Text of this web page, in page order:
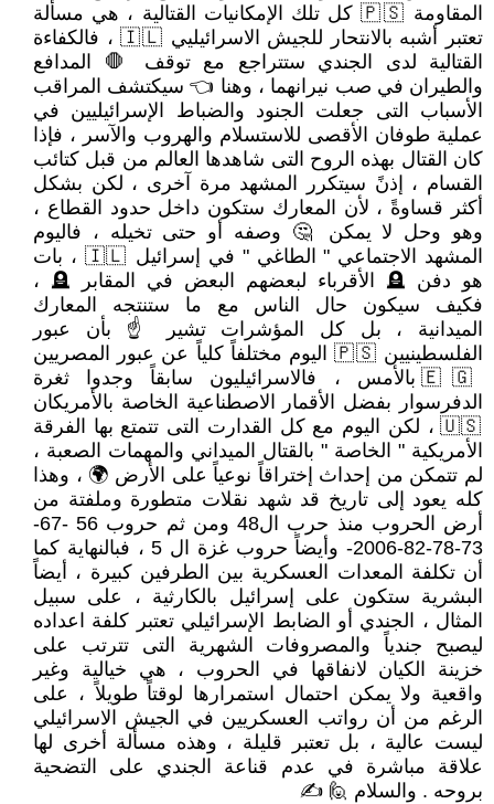
المقاومة 🇵🇸 كل تلك الإمكانيات القتالية ، هي مسألة
تعتبر أشبه بالانتحار للجيش الاسرائيليي 🇮🇱 ، فالكفاءة
القتالية لدى الجندي ستتراجع مع توقف 🛑 المدافع
والطيران في صب نيرانهما ، وهنا 👈 سيكتشف المراقب
الأسباب التى جعلت الجنود والضباط الإسرائيليين في
عملية طوفان الأقصى للاستسلام والهروب والآسر ، فإذا
كان القتال بهذه الروح التى شاهدها العالم من قبل كتائب
القسام ، إذنً سيتكرر المشهد مرة آخرى ، لكن بشكل
أكثر قساوةً ، لأن المعارك ستكون داخل حدود القطاع ،
وهو وحل لا يمكن 🤔 وصفه أو حتى تخيله ، فاليوم
المشهد الاجتماعي " الطاغي " في إسرائيل 🇮🇱 ، بات
هو دفن 🪦 الأقرباء لبعضهم البعض في المقابر 🪦 ،
فكيف سيكون حال الناس مع ما ستنتجه المعارك
الميدانية ، بل كل المؤشرات تشير ☝ بأن عبور
الفلسطينيين 🇵🇸 اليوم مختلفاً كلياً عن عبور المصريين
🇪🇬 بالأمس ، فالاسرائيليون سابقاً وجدوا ثغرة
الدفرسوار بفضل الأقمار الاصطناعية الخاصة بالأمريكان
🇺🇸 ، لكن اليوم مع كل القدارت التى تتمتع بها الفرقة
الأمريكية " الخاصة " بالقتال الميداني والمهمات الصعبة ،
لم تتمكن من إحداث إختراقاً نوعياً على الأرض 🌍 ، وهذا
كله يعود إلى تاريخ قد شهد نقلات متطورة وملفتة من
أرض الحروب منذ حرب ال48 ومن ثم حروب 56 -67-
73-78-82-2006- وأيضاً حروب غزة ال 5 ، فبالنهاية كما
أن تكلفة المعدات العسكرية بين الطرفين كبيرة ، أيضاً
البشرية ستكون على إسرائيل بالكارثية ، على سبيل
المثال ، الجندي أو الضابط الإسرائيلي تعتبر كلفة اعداده
ليصبح جندياً والمصروفات الشهرية التى تترتب على
خزينة الكيان لانفاقها في الحروب ، هي خيالية وغير
واقعية ولا يمكن احتمال استمرارها لوقتاً طويلاً ، على
الرغم من أن رواتب العسكريين في الجيش الاسرائيلي
ليست عالية ، بل تعتبر قليلة ، وهذه مسألة أخرى لها
علاقة مباشرة في عدم قناعة الجندي على التضحية
بروحه . والسلام 🙋 ✍